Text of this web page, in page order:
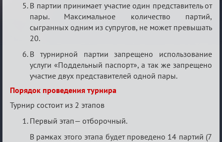
В партии принимает участие один представитель от
пары. Максимальное количество партий,
сыгранных одним из супругов, не может превышать
20.
В турнирной партии запрещено использование
услуги «Поддельный паспорт», а так же запрещено
участие двух представителей одной пары.
Порядок проведения турнира
Турнир состоит из 2 этапов
Первый этап— отборочный.
В рамках этого этапа будет проведено 14 партий (7